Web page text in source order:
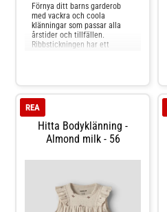
Förnya ditt barns garderob
med vackra och coola
klänningar som passar alla
årstider och tillfällen.
Ribbstickningen har ett
halsringning - Ärm: Långa
ärmar (L/S) - St
Hitta Bodyklänning -
Almond milk - 56
REA